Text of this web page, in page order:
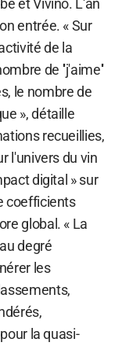
et Vivino. L'an
entrée. « Sur
de la
de ''j'aime''
le nombre de
», détaille
recueillies,
l'univers du vin
digital » sur
coefficients
global. « La
degré
les
la quasi-